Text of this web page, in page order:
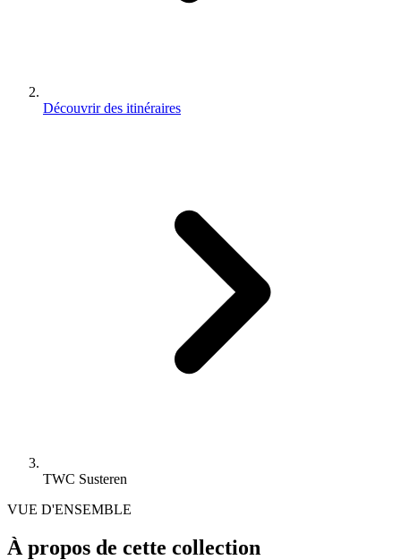
Découvrir des itinéraires
TWC Susteren
VUE D'ENSEMBLE
À propos de cette collection